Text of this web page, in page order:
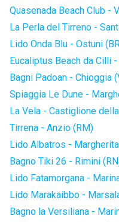
Quasenada Beach Club -
La Perla del Tirreno -
Lido Onda Blu - Ostuni
Eucaliptus Beach da Cilli
Bagni Padoan - Chioggia
Spiaggia Le Dune -
La Vela - Castiglione
Tirrena - Anzio (RM)
Lido Albatros -
Bagno Tiki 26 - Rimini
Lido Fatamorgana -
Lido Marakaibbo -
Bagno la Versiliana -